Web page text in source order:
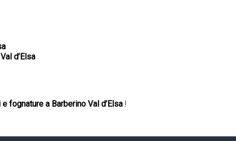
d’Elsa
fognature a Barberino Val d’Elsa !